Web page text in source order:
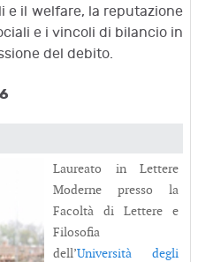
e il welfare, la reputazione
e i vincoli di bilancio in
del debito.